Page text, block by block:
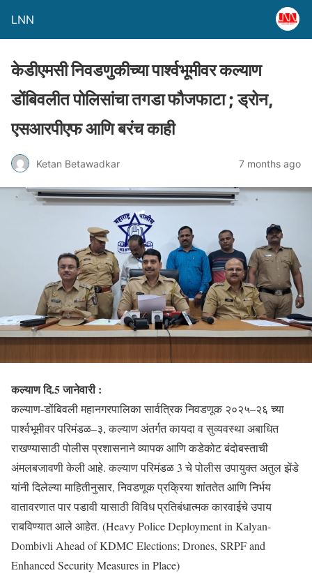
LNN
केडीएमसी निवडणुकीच्या पार्श्वभूमीवर कल्याण
डोंबिवलीत पोलिसांचा तगडा फौजफाटा ; ड्रोन,
एसआरपीएफ आणि बरंच काही
Ketan Betawadkar 7 months ago
कल्याण दि.5 जानेवारी :
कल्याण-डोंबिवली महानगरपालिका सार्वत्रिक निवडणूक २०२५–२६ च्या
पार्श्वभूमीवर परिमंडळ–३, कल्याण अंतर्गत कायदा व सुव्यवस्था अबाधित
राखण्यासाठी पोलीस प्रशासनाने व्यापक आणि कडेकोट बंदोबस्ताची
अंमलबजावणी केली आहे. कल्याण परिमंडळ 3 चे पोलीस उपायुक्त अतुल झेंडे
यांनी दिलेल्या माहितीनुसार, निवडणूक प्रक्रिया शांततेत आणि निर्भय
वातावरणात पार पडावी यासाठी विविध प्रतिबंधात्मक कारवाईचे उपाय
राबविण्यात आले आहेत. (Heavy Police Deployment in Kalyan-
Dombivli Ahead of KDMC Elections; Drones, SRPF and
Enhanced Security Measures in Place)